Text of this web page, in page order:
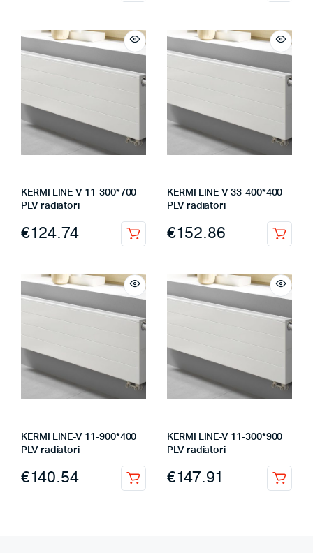
KERMI LINE-V 11-300*700
PLV radiatori
€124.74
KERMI LINE-V 33-400*400
PLV radiatori
€152.86
KERMI LINE-V 11-900*400
PLV radiatori
€140.54
KERMI LINE-V 11-300*900
PLV radiatori
€147.91